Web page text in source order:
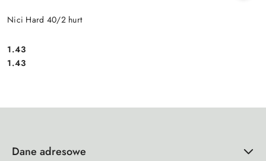
Nici Hard 40/2 hurt
Cena:
1.43
Cena:
1.43
Dane adresowe